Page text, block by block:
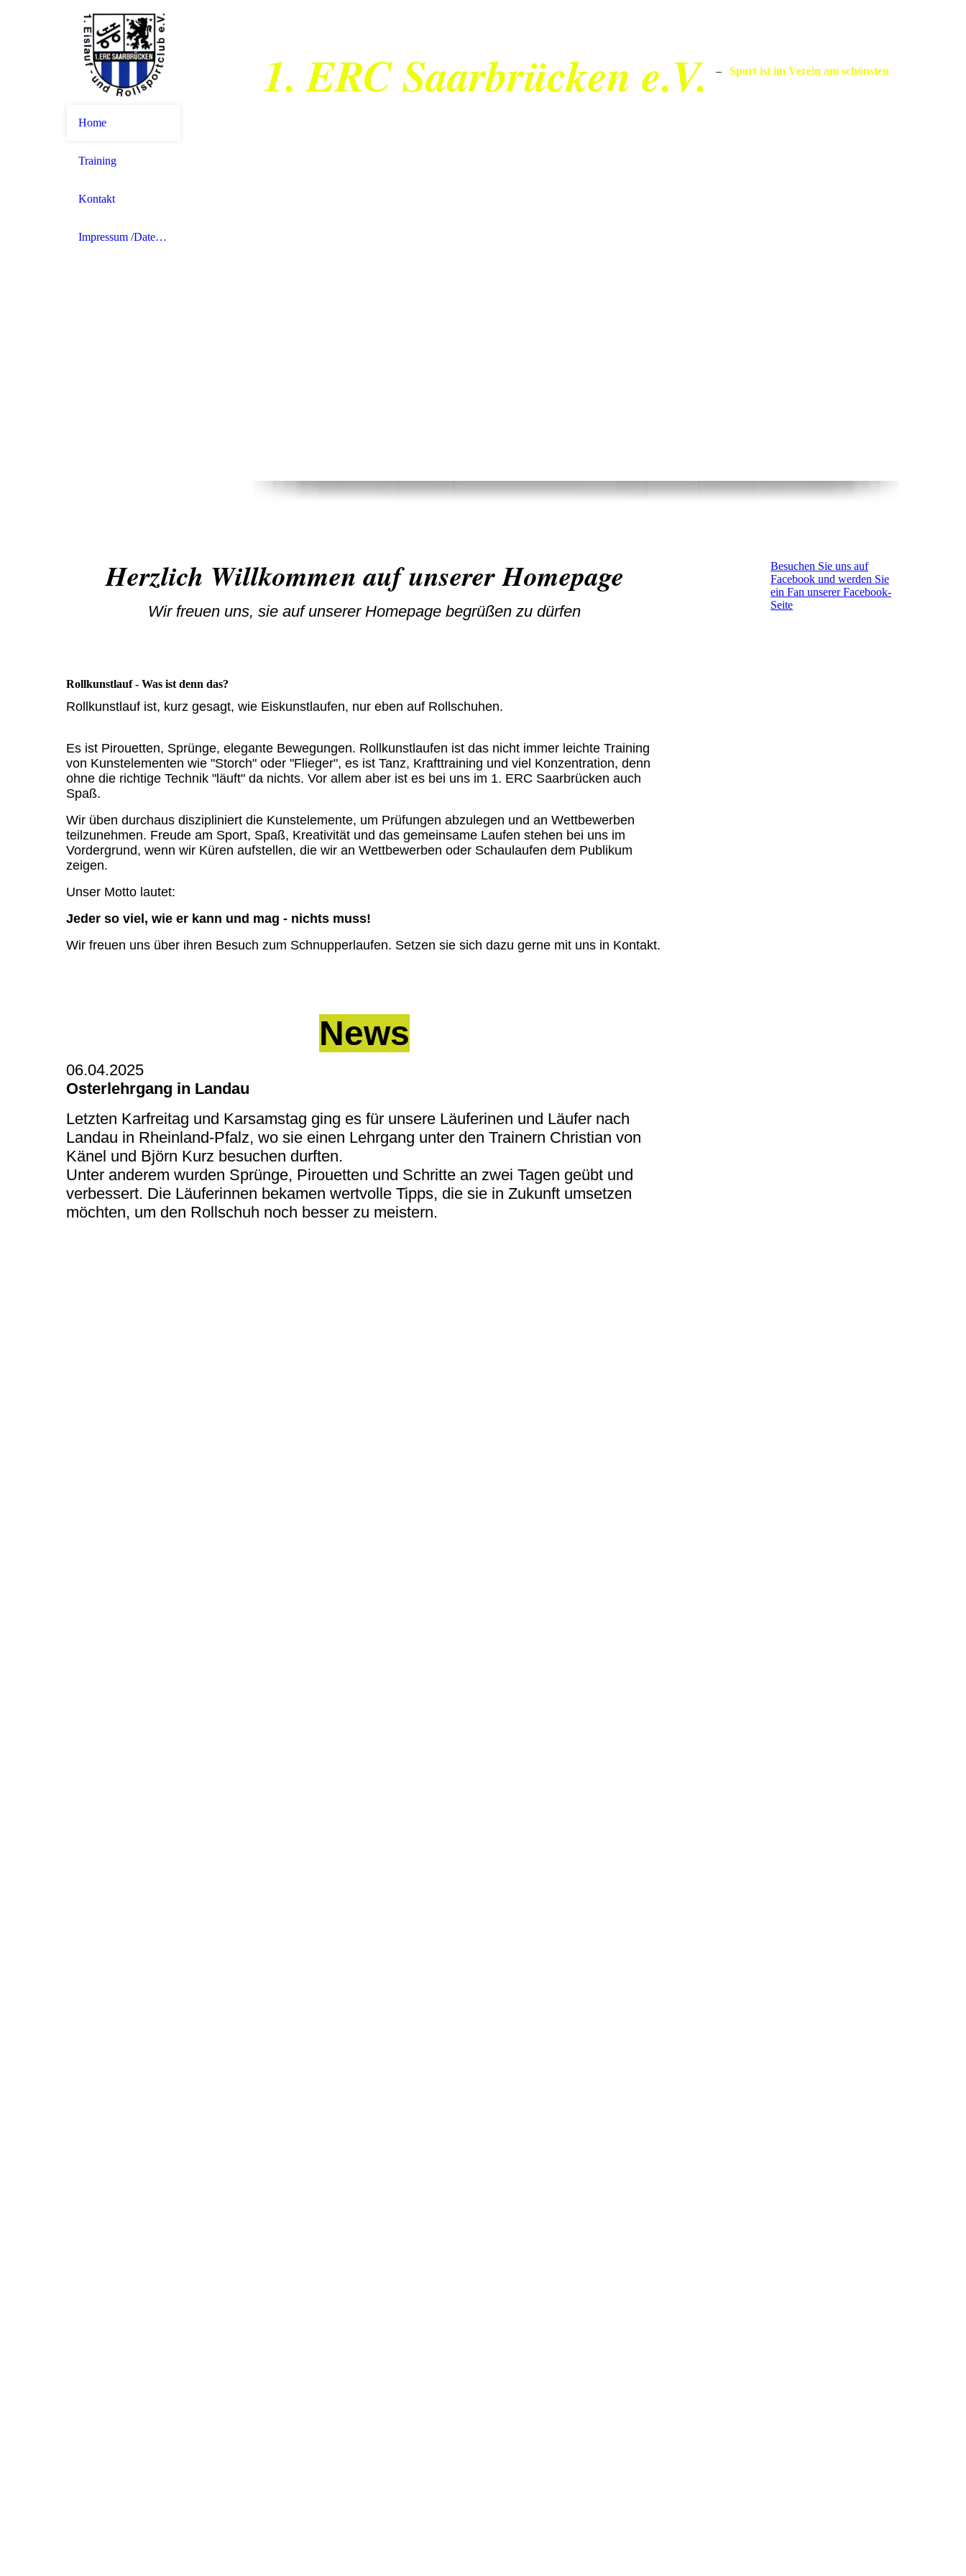
1. ERC Saarbrücken e.V. – Sport ist im Verein am schönsten
Home
Training
Kontakt
Impressum /Datenschutz
Herzlich Willkommen auf unserer Homepage
Wir freuen uns, sie auf unserer Homepage begrüßen zu dürfen
Rollkunstlauf - Was ist denn das?
Rollkunstlauf ist, kurz gesagt, wie Eiskunstlaufen, nur eben auf Rollschuhen.
Es ist Pirouetten, Sprünge, elegante Bewegungen. Rollkunstlaufen ist das nicht immer leichte Training
von Kunstelementen wie "Storch" oder "Flieger", es ist Tanz, Krafttraining und viel Konzentration, denn
ohne die richtige Technik "läuft" da nichts. Vor allem aber ist es bei uns im 1. ERC Saarbrücken auch
Spaß.
Wir üben durchaus diszipliniert die Kunstelemente, um Prüfungen abzulegen und an Wettbewerben
teilzunehmen. Freude am Sport, Spaß, Kreativität und das gemeinsame Laufen stehen bei uns im
Vordergrund, wenn wir Küren aufstellen, die wir an Wettbewerben oder Schaulaufen dem Publikum
zeigen.
Unser Motto lautet:
Jeder so viel, wie er kann und mag - nichts muss!
Wir freuen uns über ihren Besuch zum Schnupperlaufen. Setzen sie sich dazu gerne mit uns in Kontakt.
News
06.04.2025
Osterlehrgang in Landau
Letzten Karfreitag und Karsamstag ging es für unsere Läuferinen und Läufer nach
Landau in Rheinland-Pfalz, wo sie einen Lehrgang unter den Trainern Christian von
Känel und Björn Kurz besuchen durften.
Unter anderem wurden Sprünge, Pirouetten und Schritte an zwei Tagen geübt und
verbessert. Die Läuferinnen bekamen wertvolle Tipps, die sie in Zukunft umsetzen
möchten, um den Rollschuh noch besser zu meistern.
Besuchen Sie uns auf
Facebook und werden Sie
ein Fan unserer Facebook-
Seite